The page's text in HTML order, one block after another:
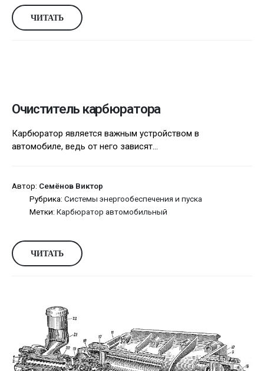
ЧИТАТЬ
Очиститель карбюратора
Карбюратор является важным устройством в
автомобиле, ведь от него зависят...
Автор: Семёнов Виктор
Рубрика: Системы энергообеспечения и пуска
Метки: Карбюратор автомобильный
ЧИТАТЬ